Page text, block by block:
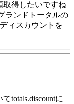
取得したいですね
ランドトータルの
ィスカウントを
totals.discountに